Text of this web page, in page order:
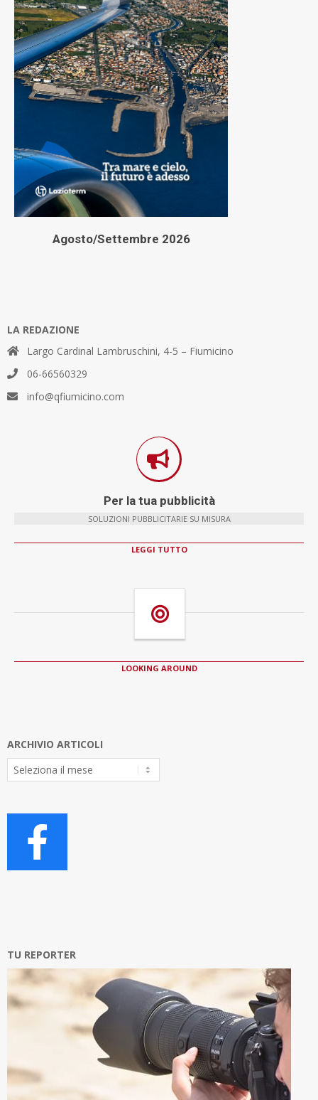
Agosto/Settembre 2026
LA REDAZIONE
Largo Cardinal Lambruschini, 4-5 – Fiumicino
06-66560329
info@qfiumicino.com
Per la tua pubblicità
SOLUZIONI PUBBLICITARIE SU MISURA
LEGGI TUTTO
LOOKING AROUND
ARCHIVIO ARTICOLI
Archivio
Articoli
TU REPORTER